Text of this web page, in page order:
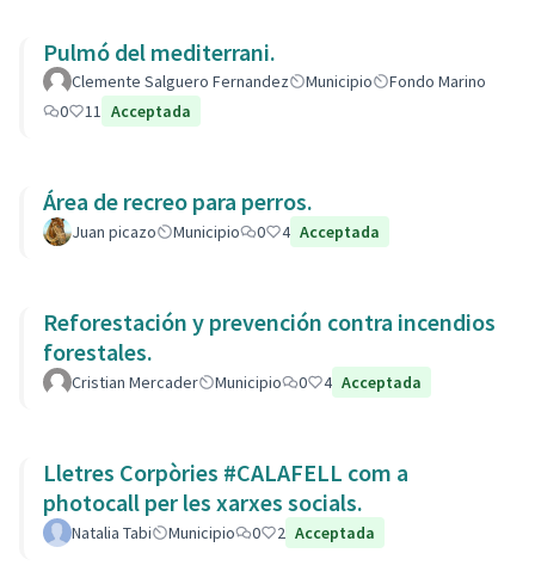
Pulmó del mediterrani.
Clemente Salguero Fernandez Municipio
Fondo Marino
0
11 Acceptada
Área de recreo para perros.
Juan picazo Municipio 0 4 Acceptada
Reforestación y prevención contra incendios
forestales.
Cristian Mercader Municipio 0 4 Acceptada
Lletres Corpòries #CALAFELL com a
photocall per les xarxes socials.
Natalia Tabi Municipio 0 2 Acceptada